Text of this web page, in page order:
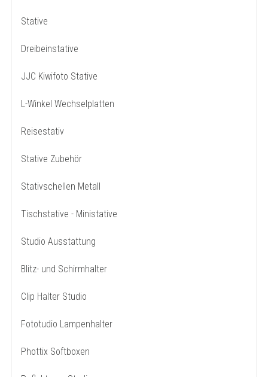
Stative
Dreibeinstative
JJC Kiwifoto Stative
L-Winkel Wechselplatten
Reisestativ
Stative Zubehör
Stativschellen Metall
Tischstative - Ministative
Studio Ausstattung
Blitz- und Schirmhalter
Clip Halter Studio
Fototudio Lampenhalter
Phottix Softboxen